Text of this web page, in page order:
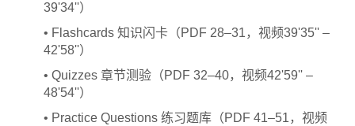
39'34''）
• Flashcards 知识闪卡（PDF 28–31，视频39'35'' –
42'58''）
• Quizzes 章节测验（PDF 32–40，视频42'59'' –
48'54''）
• Practice Questions 练习题库（PDF 41–51，视频